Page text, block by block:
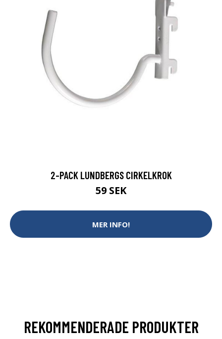
2-PACK LUNDBERGS CIRKELKROK
59 SEK
MER INFO!
REKOMMENDERADE PRODUKTER